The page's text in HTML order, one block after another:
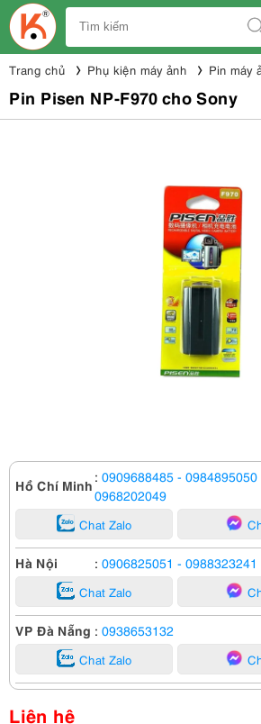
Trang chủ Phụ kiện máy ảnh Pin máy
Pin Pisen NP-F970 cho Sony
Hồ Chí Minh : 0909688485 - 0984895050
0968202049
Chat Zalo
Hà Nội : 0906825051 - 0988323241
Chat Zalo
VP Đà Nẵng : 0938653132
Chat Zalo
Liên hệ